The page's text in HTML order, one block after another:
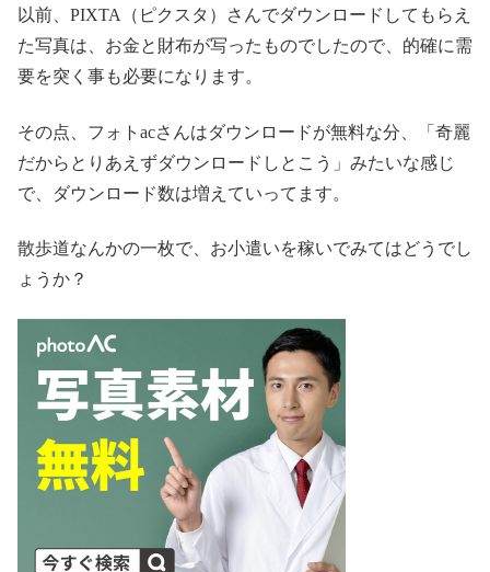
以前、PIXTA（ピクスタ）さんでダウンロードしてもらえ
た写真は、お金と財布が写ったものでしたので、的確に需
要を突く事も必要になります。
その点、フォトacさんはダウンロードが無料な分、「奇麗
だからとりあえずダウンロードしとこう」みたいな感じ
で、ダウンロード数は増えていってます。
散歩道なんかの一枚で、お小遣いを稼いでみてはどうでし
ょうか？